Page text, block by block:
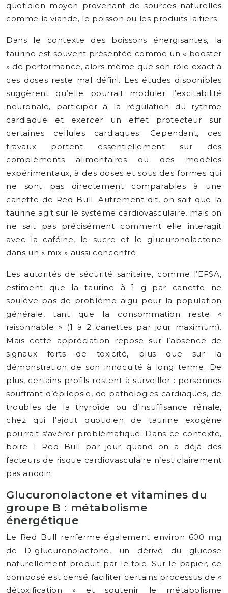
quotidien moyen provenant de sources naturelles
comme la viande, le poisson ou les produits laitiers
Dans le contexte des boissons énergisantes, la
taurine est souvent présentée comme un « booster
» de performance, alors même que son rôle exact à
ces doses reste mal défini. Les études disponibles
suggèrent qu’elle pourrait moduler l’excitabilité
neuronale, participer à la régulation du rythme
cardiaque et exercer un effet protecteur sur
certaines cellules cardiaques. Cependant, ces
travaux portent essentiellement sur des
compléments alimentaires ou des modèles
expérimentaux, à des doses et sous des formes qui
ne sont pas directement comparables à une
canette de Red Bull. Autrement dit, on sait que la
taurine agit sur le système cardiovasculaire, mais on
ne sait pas précisément comment elle interagit
avec la caféine, le sucre et le glucuronolactone
dans un « mix » aussi concentré.
Les autorités de sécurité sanitaire, comme l’EFSA,
estiment que la taurine à 1 g par canette ne
soulève pas de problème aigu pour la population
générale, tant que la consommation reste «
raisonnable » (1 à 2 canettes par jour maximum).
Mais cette appréciation repose sur l’absence de
signaux forts de toxicité, plus que sur la
démonstration de son innocuité à long terme. De
plus, certains profils restent à surveiller : personnes
souffrant d’épilepsie, de pathologies cardiaques, de
troubles de la thyroïde ou d’insuffisance rénale,
chez qui l’ajout quotidien de taurine exogène
pourrait s’avérer problématique. Dans ce contexte,
boire 1 Red Bull par jour quand on a déjà des
facteurs de risque cardiovasculaire n’est clairement
pas anodin.
Glucuronolactone et vitamines du
groupe B : métabolisme
énergétique
Le Red Bull renferme également environ 600 mg
de D-glucuronolactone, un dérivé du glucose
naturellement produit par le foie. Sur le papier, ce
composé est censé faciliter certains processus de «
détoxification » et soutenir le métabolisme